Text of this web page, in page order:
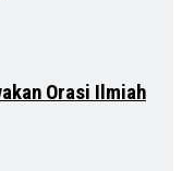
Orasi Ilmiah